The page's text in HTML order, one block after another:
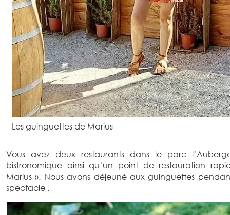
Les guinguettes de Marius
Vous avez deux restaurants dans le parc
bistronomique ainsi qu’un point de restauration
Marius ». Nous avons déjeuné aux guinguettes
spectacle .